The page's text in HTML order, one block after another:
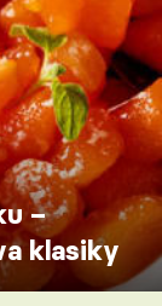
–
klasiky